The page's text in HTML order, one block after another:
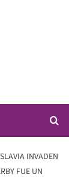
INVADEN
FUE UN